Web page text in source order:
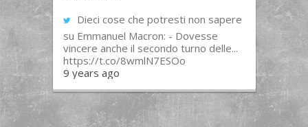
Dieci cose che potresti non sapere
su Emmanuel Macron: - Dovesse
vincere anche il secondo turno delle...
https://t.co/8wmlN7ESOo
9 years ago